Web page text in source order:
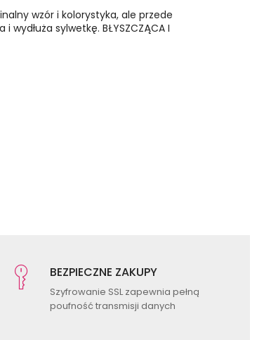
wzór i kolorystyka, ale przede
sylwetkę. BŁYSZCZĄCA I
BEZPIECZNE ZAKUPY
Szyfrowanie SSL zapewnia pełną
poufność transmisji danych